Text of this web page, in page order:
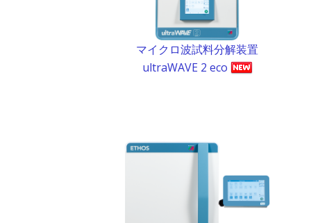
マイクロ波試料分解装置
ultraWAVE 2 eco